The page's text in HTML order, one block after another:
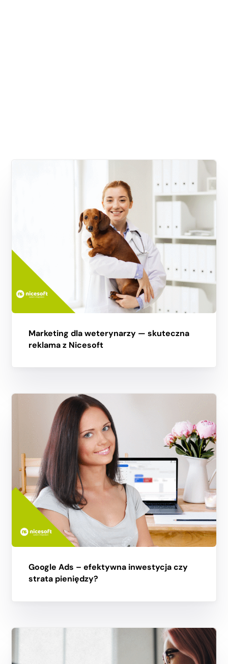
Marketing dla weterynarzy — skuteczna
reklama z Nicesoft
Google Ads – efektywna inwestycja czy
strata pieniędzy?